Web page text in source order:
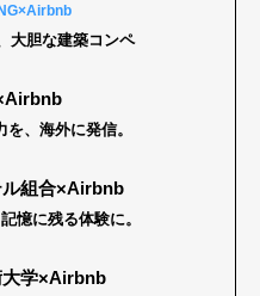
Pen tw
大胆な建築コンペ
、海外に発信。
ル組合×Airbnb
憶に残る体験に。
大学×Airbnb